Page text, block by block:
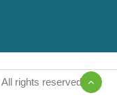
All rights reserved